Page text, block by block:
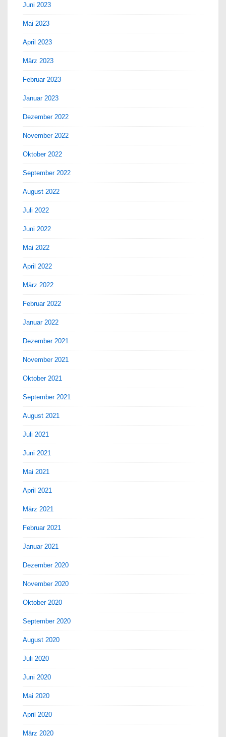
Juni 2023
Mai 2023
April 2023
März 2023
Februar 2023
Januar 2023
Dezember 2022
November 2022
Oktober 2022
September 2022
August 2022
Juli 2022
Juni 2022
Mai 2022
April 2022
März 2022
Februar 2022
Januar 2022
Dezember 2021
November 2021
Oktober 2021
September 2021
August 2021
Juli 2021
Juni 2021
Mai 2021
April 2021
März 2021
Februar 2021
Januar 2021
Dezember 2020
November 2020
Oktober 2020
September 2020
August 2020
Juli 2020
Juni 2020
Mai 2020
April 2020
März 2020